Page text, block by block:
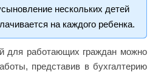
нескольких детей
на каждого ребенка.
для работающих граждан можно
представив в бухгалтерию